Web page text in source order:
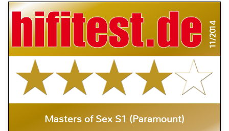
11/2014
Masters of Sex S1 (Paramount)